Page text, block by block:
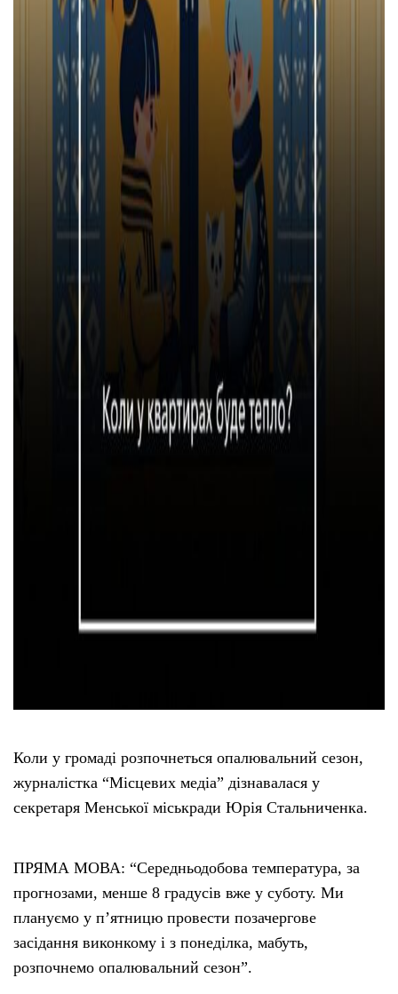
Коли у громаді розпочнеться опалювальний сезон,
журналістка “Місцевих медіа” дізнавалася у
секретаря Менської міськради Юрія Стальниченка.
ПРЯМА МОВА: “Середньодобова температура, за
прогнозами, менше 8 градусів вже у суботу. Ми
плануємо у п’ятницю провести позачергове
засідання виконкому і з понеділка, мабуть,
розпочнемо опалювальний сезон”.